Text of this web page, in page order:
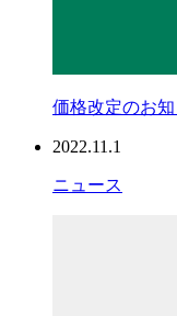
価格改定のお
2022.11.1
ニュース